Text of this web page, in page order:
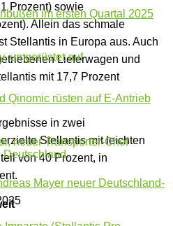
Prozent) sowie
Allein das schmale
Stellantis in Europa aus. Auch
Lieferwagen und
mit 17,7 Prozent
in zwei
Stellantis mit leichten
von 40 Prozent, in
im ersten Quartal 2025
Qinomic rüsten auf E-Antrieb
Mayer neuer Deutschland-